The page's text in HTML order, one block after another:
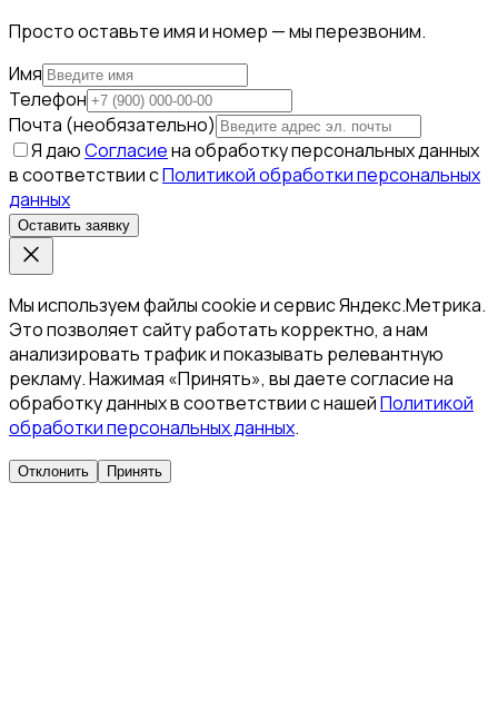
Просто оставьте имя и номер — мы перезвоним.
Имя
Телефон
Почта (необязательно)
Я даюСогласиена обработку персональных данных
в соответствии сПолитикой обработки персональных
данных
Оставить заявку
Мы используем файлы cookie и сервис Яндекс.Метрика.
Это позволяет сайту работать корректно, а нам
анализировать трафик и показывать релевантную
рекламу. Нажимая «Принять», вы даете согласие на
обработку данных в соответствии с нашейПолитикой
обработки персональных данных.
Отклонить Принять